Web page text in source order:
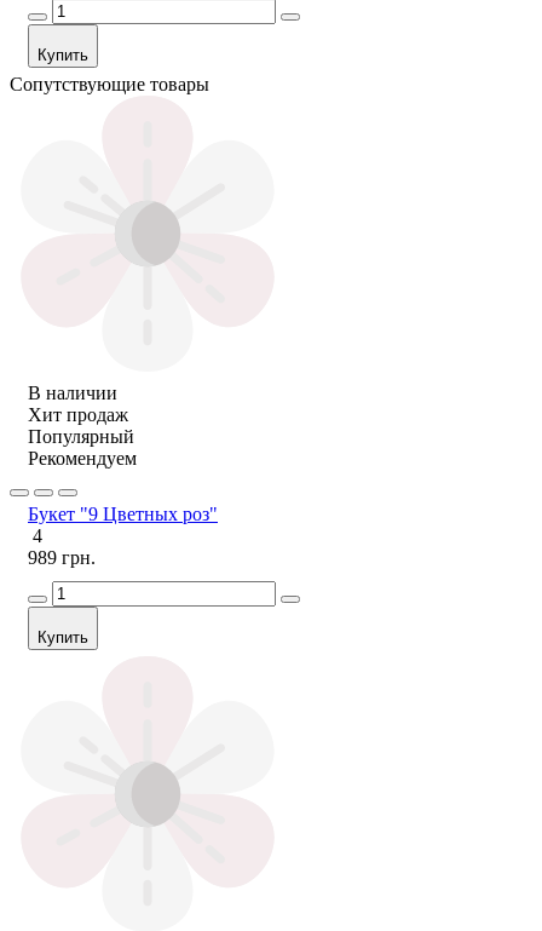
Купить
Сопутствующие товары
В наличии
Хит продаж
Популярный
Рекомендуем
Букет "9 Цветных роз"
4
989 грн.
Купить